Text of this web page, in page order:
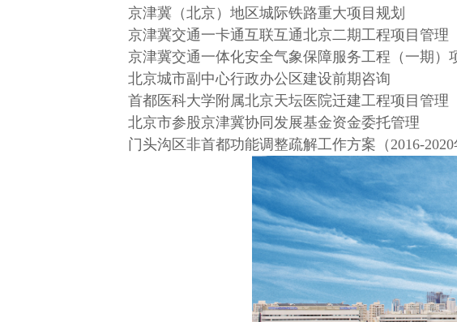
京津冀（北京）地区城际铁路重大项目规划
京津冀交通一卡通互联互通北京二期工程项目管理
京津冀交通一体化安全气象保障服务工程（一期）
北京城市副中心行政办公区建设前期咨询
首都医科大学附属北京天坛医院迁建工程项目管理
北京市参股京津冀协同发展基金资金委托管理
门头沟区非首都功能调整疏解工作方案（ 2016-